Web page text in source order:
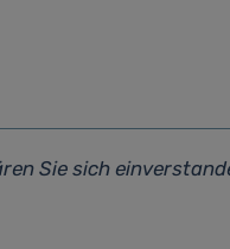
Sie sich